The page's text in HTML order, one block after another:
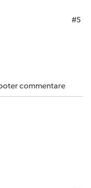
#5
commentare